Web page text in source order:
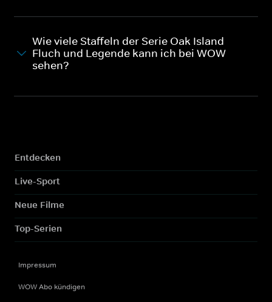
Wie viele Staffeln der Serie Oak Island -
Fluch und Legende kann ich bei WOW
sehen?
Entdecken
Live-Sport
Neue Filme
Top-Serien
Impressum
WOW Abo kündigen